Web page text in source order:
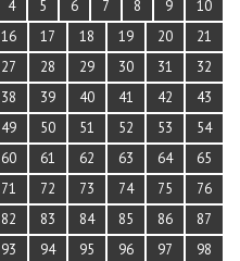
4 5 6 7 8 9
10
16 17 18 19 20
21
27 28 29 30 31
32
38 39 40 41 42
43
49 50 51 52 53
54
60 61 62 63 64
65
71 72 73 74 75
76
82 83 84 85 86
87
93 94 95 96 97
98